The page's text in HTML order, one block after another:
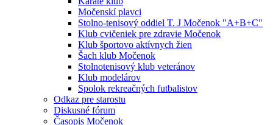
Močenskí plavci
Stolno-tenisový oddiel T. J Močenok "A+B+C"
Klub cvičeniek pre zdravie Močenok
Klub športovo aktívnych žien
Šach klub Močenok
Stolnotenisový klub veteránov
Klub modelárov
Spolok rekreačných futbalistov
Odkaz pre starostu
Diskusné fórum
Časopis Močenok